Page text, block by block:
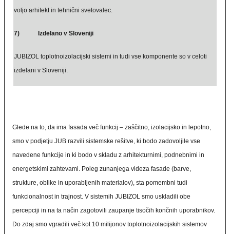
voljo arhitekt in tehnični svetovalec.
7) Izdelano v Sloveniji
JUBIZOL toplotnoizolacijski sistemi in tudi vse komponente so v celoti
izdelani v Sloveniji.
Glede na to, da ima fasada več funkcij – zaščitno, izolacijsko in lepotno,
smo v podjetju JUB razvili sistemske rešitve, ki bodo zadovoljile vse
navedene funkcije in ki bodo v skladu z arhitekturnimi, podnebnimi in
energetskimi zahtevami. Poleg zunanjega videza fasade (barve,
strukture, oblike in uporabljenih materialov), sta pomembni tudi
funkcionalnost in trajnost. V sistemih JUBIZOL smo uskladili obe
percepciji in na ta način zagotovili zaupanje tisočih končnih uporabnikov.
Do zdaj smo vgradili več kot 10 milijonov toplotnoizolacijskih sistemov